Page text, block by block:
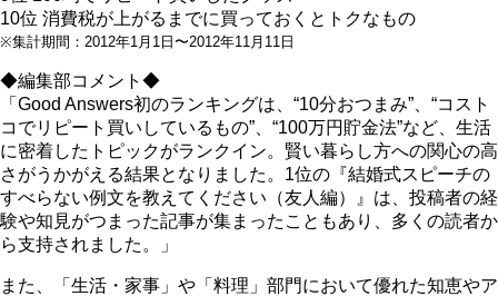
10位 消費税が上がるまでに買っておくとトクなもの
※集計期間：2012年1月1日〜2012年11月11日
◆編集部コメント◆
「Good Answers初のランキングは、“10分おつまみ”、“コスト
コでリピート買いしているもの”、“100万円貯金法”など、生活
に密着したトピックがランクイン。賢い暮らし方への関心の高
さがうかがえる結果となりました。1位の『結婚式スピーチの
すべらない例文を教えてください（友人編）』は、投稿者の経
験や知見がつまった記事が集まったこともあり、多くの読者か
ら支持されました。」
また、「生活・家事」や「料理」部門において優れた知恵やア